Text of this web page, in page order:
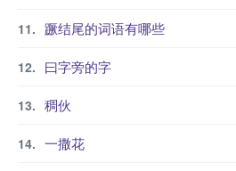
蹶结尾的词语有哪些
曰字旁的字
稠伙
一撒花